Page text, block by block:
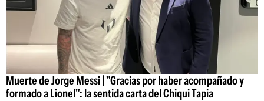
Muerte de Jorge Messi | "Gracias por haber acompañado y
formado a Lionel": la sentida carta del Chiqui Tapia